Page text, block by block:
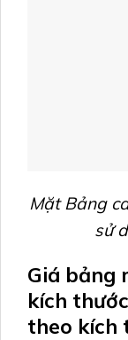
Mặt Bảng
sử
Giá bảng
kích
theo kích